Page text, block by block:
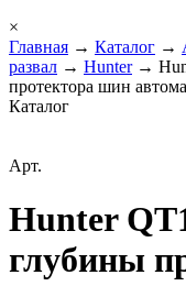
×
Главная → Каталог →
развал → Hunter→
протектора шин
Каталог
Арт.
Hunter
глубины